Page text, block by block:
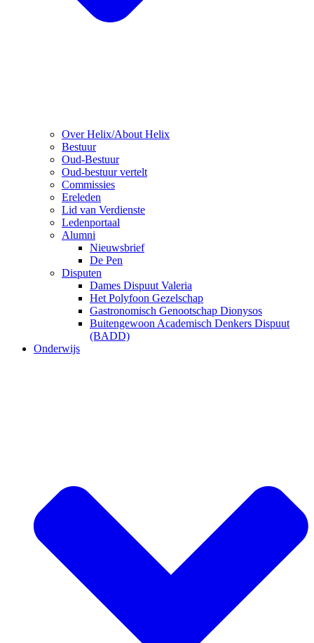
Over Helix/About Helix
Bestuur
Oud-Bestuur
Oud-bestuur vertelt
Commissies
Ereleden
Lid van Verdienste
Ledenportaal
Alumni
Nieuwsbrief
De Pen
Disputen
Dames Dispuut Valeria
Het Polyfoon Gezelschap
Gastronomisch Genootschap Dionysos
Buitengewoon Academisch Denkers Dispuut
(BADD)
Onderwijs